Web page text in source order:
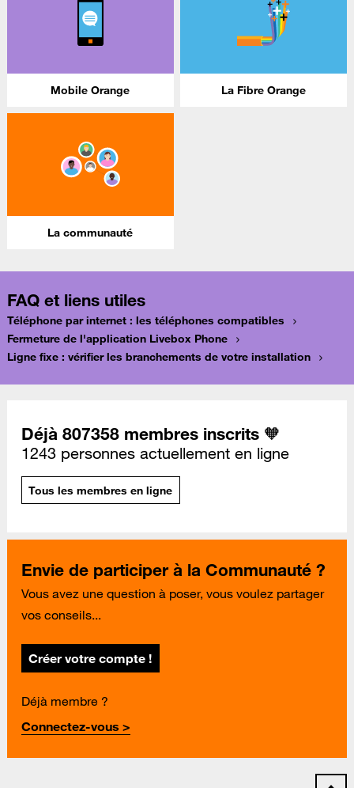
Mobile Orange La Fibre Orange
La communauté
FAQ et liens utiles
Téléphone par internet : les téléphones compatibles
Fermeture de l'application Livebox Phone
Ligne fixe : vérifier les branchements de votre installation
Déjà 807358 membres inscrits 🧡
1243 personnes actuellement en ligne
Tous les membres en ligne
Envie de participer à la Communauté ?
Vous avez une question à poser, vous voulez partager
vos conseils...
Créer votre compte !
Déjà membre ?
Connectez-vous >